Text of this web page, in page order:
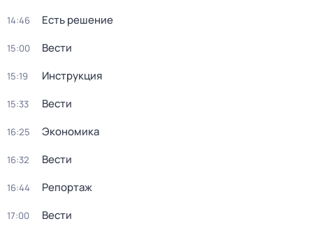
14:46 Есть решение
15:00 Вести
15:19 Инструкция
15:33 Вести
16:25 Экономика
16:32 Вести
16:44 Репортаж
17:00 Вести